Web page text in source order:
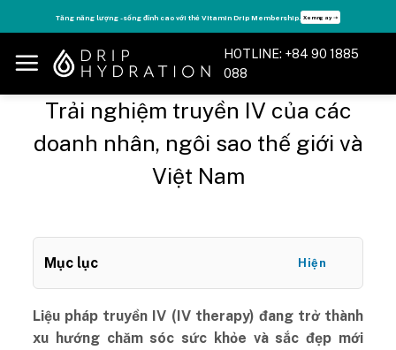
to
content
Tận hưởng nhiều quyền lợi độc quyền, chỉ DÀNH RIÊNG cho Member DripClub! Chi tiết ➝
HOTLINE: +84 90 1885
088
Trải nghiệm truyền IV của các
doanh nhân, ngôi sao thế giới và
Việt Nam
Mục lục Hiện
Liệu pháp truyền IV (IV therapy) đang trở thành
xu hướng chăm sóc sức khỏe và sắc đẹp mới